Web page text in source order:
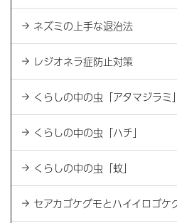
ネズミの上手な退治法
レジオネラ症防止対策
くらしの中の虫「アタマジラミ」
くらしの中の虫「ハチ」
くらしの中の虫「蚊」
セアカゴケグモとハイイロゴケ